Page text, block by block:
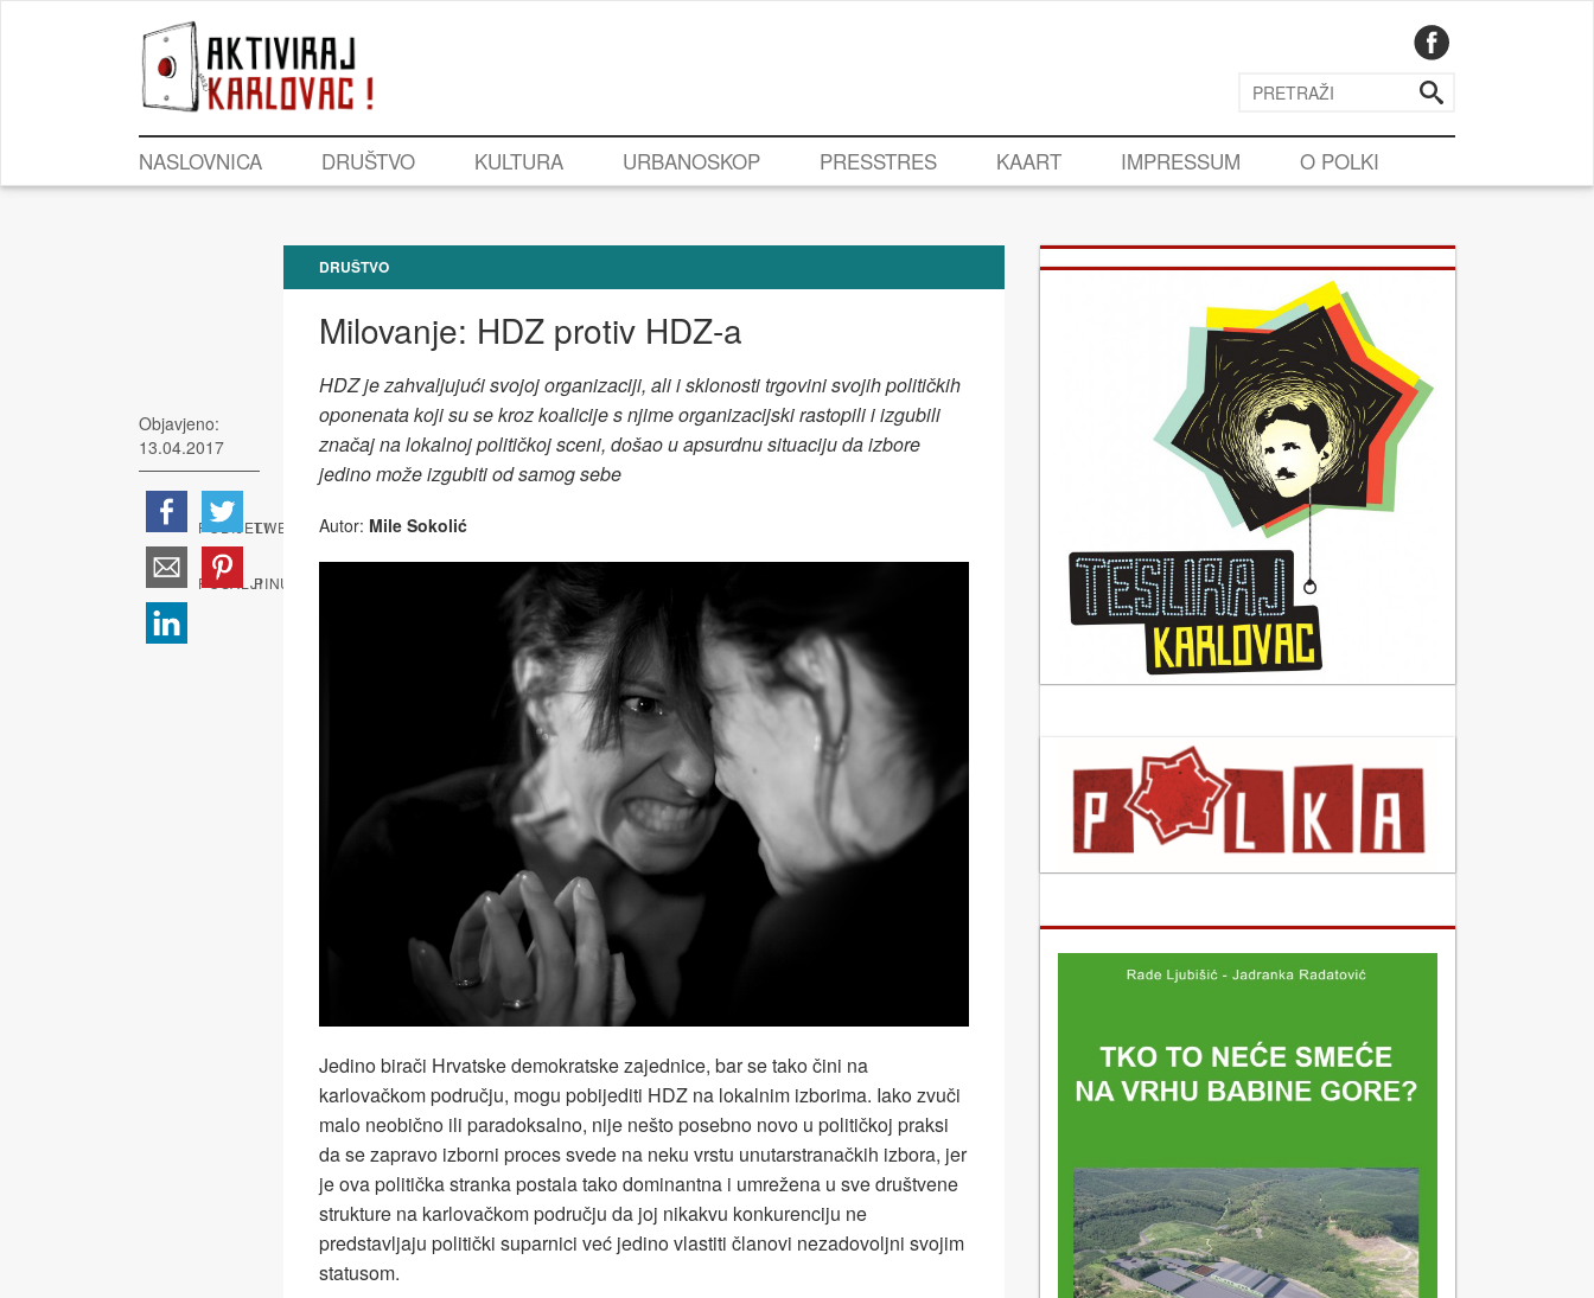
NASLOVNICA DRUŠTVO KULTURA URBANOSKOP PRESSTRES KAART IMPRESSUM O POLKI
Objavjeno:
13.04.2017
DRUŠTVO
Milovanje: HDZ protiv HDZ-a
HDZ je zahvaljujući svojoj organizaciji, ali i sklonosti trgovini svojih političkih
oponenata koji su se kroz koalicije s njime organizacijski rastopili i izgubili
značaj na lokalnoj političkoj sceni, došao u apsurdnu situaciju da izbore
jedino može izgubiti od samog sebe
Autor: Mile Sokolić
Jedino birači Hrvatske demokratske zajednice, bar se tako čini na
karlovačkom području, mogu pobijediti HDZ na lokalnim izborima. Iako zvuči
malo neobično ili paradoksalno, nije nešto posebno novo u političkoj praksi
da se zapravo izborni proces svede na neku vrstu unutarstranačkih izbora, jer
je ova politička stranka postala tako dominantna i umrežena u sve društvene
strukture na karlovačkom području da joj nikakvu konkurenciju ne
predstavljaju politički suparnici već jedino vlastiti članovi nezadovoljni svojim
statusom.